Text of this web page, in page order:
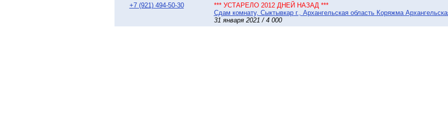
+7 (921) 494-50-30
*** УСТАРЕЛО 2012 ДНЕЙ НАЗАД ***
Сдам комнату, Сыктывкар г., Архангельская область Коряжма
31 января 2021 / 4 000